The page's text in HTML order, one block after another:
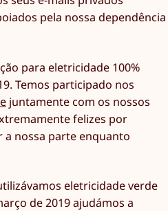
pela nossa dependência
para eletricidade 100%
Temos participado nos
juntamente com os nossos
felizes por
nossa parte enquanto
eletricidade verde
de 2019 ajudámos a